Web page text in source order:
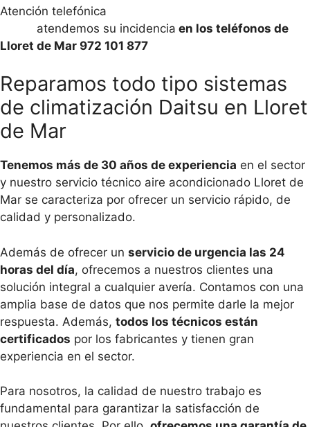
Atención telefónica
atendemos su incidencia en los teléfonos de
Lloret de Mar 972 101 877
Reparamos todo tipo sistemas
de climatización Daitsu en Lloret
de Mar
Tenemos más de 30 años de experiencia en el sector
y nuestro servicio técnico aire acondicionado Lloret de
Mar se caracteriza por ofrecer un servicio rápido, de
calidad y personalizado.
Además de ofrecer un servicio de urgencia las 24
horas del día, ofrecemos a nuestros clientes una
solución integral a cualquier avería. Contamos con una
amplia base de datos que nos permite darle la mejor
respuesta. Además, todos los técnicos están
certificados por los fabricantes y tienen gran
experiencia en el sector.
Para nosotros, la calidad de nuestro trabajo es
fundamental para garantizar la satisfacción de